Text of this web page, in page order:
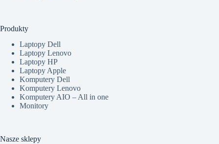
Produkty
Laptopy Dell
Laptopy Lenovo
Laptopy HP
Laptopy Apple
Komputery Dell
Komputery Lenovo
Komputery AIO – All in one
Monitory
Nasze sklepy